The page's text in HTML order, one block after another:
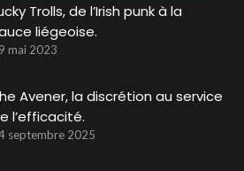
Trolls, de l’Irish punk à la
liégeoise.
mai 2023
Avener, la discrétion au service
l’efficacité.
septembre 2025